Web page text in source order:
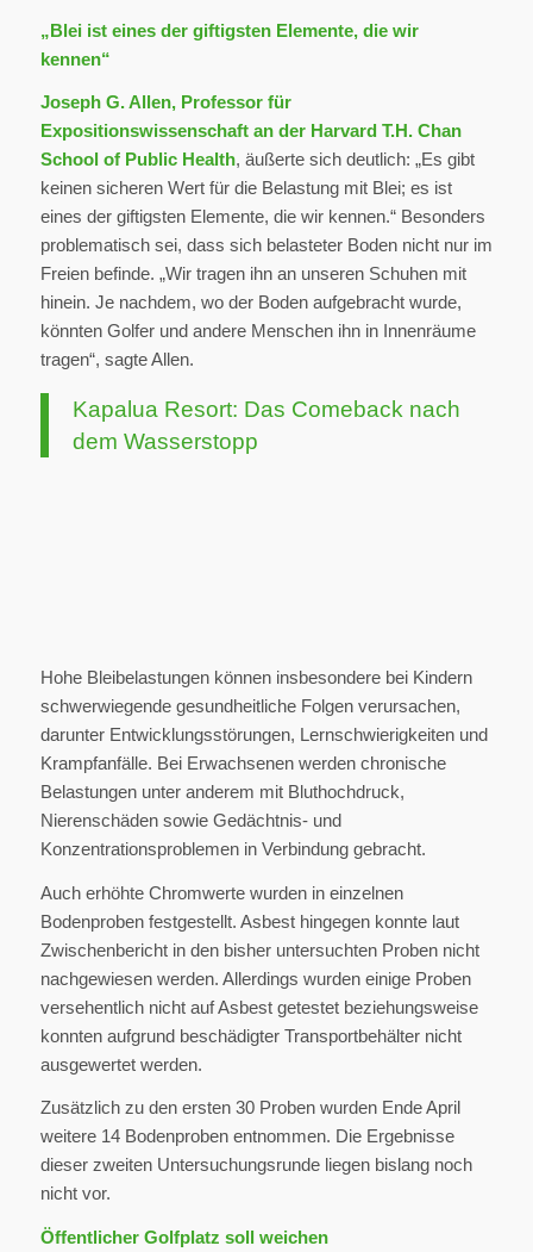
„Blei ist eines der giftigsten Elemente, die wir
kennen“
Joseph G. Allen, Professor für
Expositionswissenschaft an der Harvard T.H. Chan
School of Public Health, äußerte sich deutlich: „Es gibt
keinen sicheren Wert für die Belastung mit Blei; es ist
eines der giftigsten Elemente, die wir kennen.“ Besonders
problematisch sei, dass sich belasteter Boden nicht nur im
Freien befinde. „Wir tragen ihn an unseren Schuhen mit
hinein. Je nachdem, wo der Boden aufgebracht wurde,
könnten Golfer und andere Menschen ihn in Innenräume
tragen“, sagte Allen.
Kapalua Resort: Das Comeback nach
dem Wasserstopp
Hohe Bleibelastungen können insbesondere bei Kindern
schwerwiegende gesundheitliche Folgen verursachen,
darunter Entwicklungsstörungen, Lernschwierigkeiten und
Krampfanfälle. Bei Erwachsenen werden chronische
Belastungen unter anderem mit Bluthochdruck,
Nierenschäden sowie Gedächtnis- und
Konzentrationsproblemen in Verbindung gebracht.
Auch erhöhte Chromwerte wurden in einzelnen
Bodenproben festgestellt. Asbest hingegen konnte laut
Zwischenbericht in den bisher untersuchten Proben nicht
nachgewiesen werden. Allerdings wurden einige Proben
versehentlich nicht auf Asbest getestet beziehungsweise
konnten aufgrund beschädigter Transportbehälter nicht
ausgewertet werden.
Zusätzlich zu den ersten 30 Proben wurden Ende April
weitere 14 Bodenproben entnommen. Die Ergebnisse
dieser zweiten Untersuchungsrunde liegen bislang noch
nicht vor.
Öffentlicher Golfplatz soll weichen